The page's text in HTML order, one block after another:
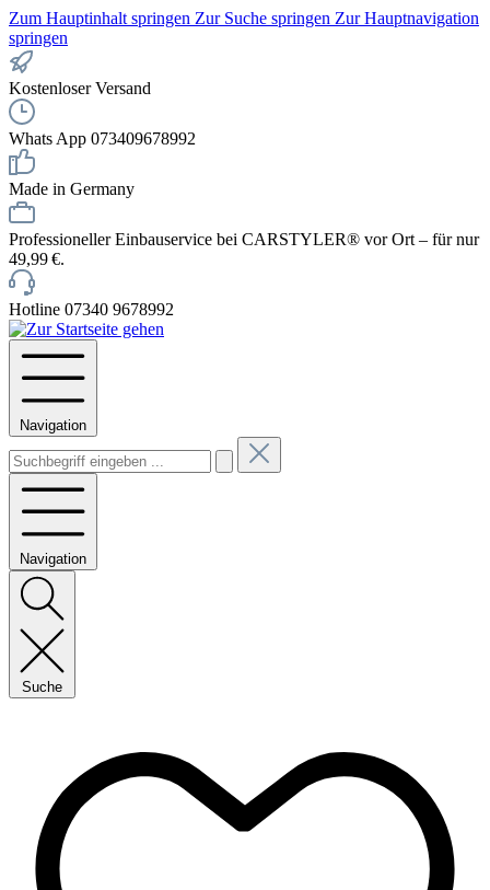
Zum Hauptinhalt springen Zur Suche springen Zur Hauptnavigation
springen
Kostenloser Versand
Whats App 073409678992
Made in Germany
Professioneller Einbauservice bei CARSTYLER® vor Ort – für nur
49,99 €.
Hotline 07340 9678992
Navigation
Navigation
Suche